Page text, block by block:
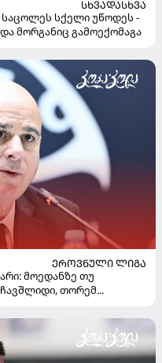
ᲡᲮᲕᲐᲓᲐᲡᲮᲕᲐ
სქელი უწოდეს -
მორგანიც გამოექომაგა
ᲔᲠᲝᲕᲜᲣᲚᲘ ᲚᲘᲒᲐ
მოედანზე თუ
თორემ...